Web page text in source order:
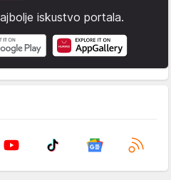
iskustvo portala.